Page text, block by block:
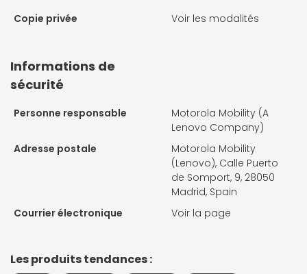
Copie privée Voir les modalités
Informations de
sécurité
Personne responsable
Motorola Mobility (A
Lenovo Company)
Adresse postale
Motorola Mobility
(Lenovo), Calle Puerto
de Somport, 9, 28050
Madrid, Spain
Courrier électronique
Voir la page
Les produits tendances :